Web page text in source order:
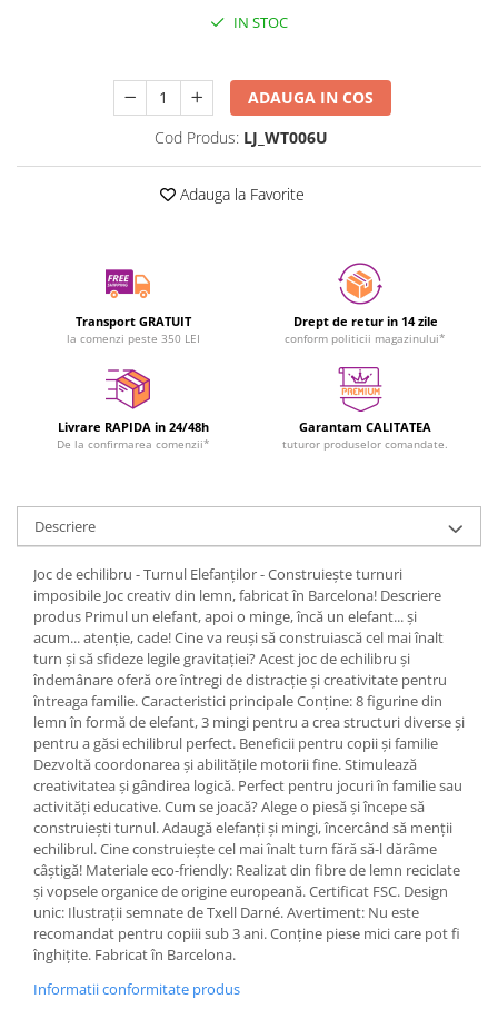
IN STOC
ADAUGA IN COS
Cod Produs: LJ_WT006U
Adauga la Favorite
Transport GRATUIT
la comenzi peste 350 LEI
Drept de retur in 14 zile
conform politicii magazinului*
Livrare RAPIDA in 24/48h
De la confirmarea comenzii*
Garantam CALITATEA
tuturor produselor comandate.
Descriere
Joc de echilibru - Turnul Elefanților - Construiește turnuri
imposibile Joc creativ din lemn, fabricat în Barcelona! Descriere
produs Primul un elefant, apoi o minge, încă un elefant... și
acum... atenție, cade! Cine va reuși să construiască cel mai înalt
turn și să sfideze legile gravitației? Acest joc de echilibru și
îndemânare oferă ore întregi de distracție și creativitate pentru
întreaga familie. Caracteristici principale Conține: 8 figurine din
lemn în formă de elefant, 3 mingi pentru a crea structuri diverse și
pentru a găsi echilibrul perfect. Beneficii pentru copii și familie
Dezvoltă coordonarea și abilitățile motorii fine. Stimulează
creativitatea și gândirea logică. Perfect pentru jocuri în familie sau
activități educative. Cum se joacă? Alege o piesă și începe să
construiești turnul. Adaugă elefanți și mingi, încercând să menții
echilibrul. Cine construiește cel mai înalt turn fără să-l dărâme
câștigă! Materiale eco-friendly: Realizat din fibre de lemn reciclate
și vopsele organice de origine europeană. Certificat FSC. Design
unic: Ilustrații semnate de Txell Darné. Avertiment: Nu este
recomandat pentru copiii sub 3 ani. Conține piese mici care pot fi
înghițite. Fabricat în Barcelona.
Informatii conformitate produs